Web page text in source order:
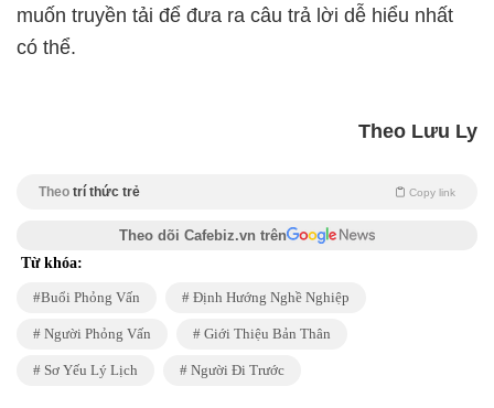
muốn truyền tải để đưa ra câu trả lời dễ hiểu nhất
Theo Lưu Ly
Theo trí thức trẻ Copy link
Theo dõi Cafebiz.vn trên
Từ khóa:
Buổi Phỏng Vấn Định Hướng Nghề Nghiệp
Người Phỏng Vấn Giới Thiệu Bản Thân
Sơ Yếu Lý Lịch Người Đi Trước